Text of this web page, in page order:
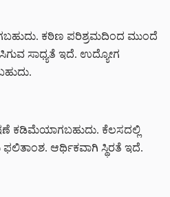
ಕಠಿಣ ಪರಿಶ್ರಮದಿಂದ ಮುಂದೆ
ಸಿಗುವ ಸಾಧ್ಯತೆ ಇದೆ. ಉದ್ಯೋಗ
ಕಡಿಮೆಯಾಗಬಹುದು. ಕೆಲಸದಲ್ಲಿ
ಆರ್ಥಿಕವಾಗಿ ಸ್ಥಿರತೆ ಇದೆ.